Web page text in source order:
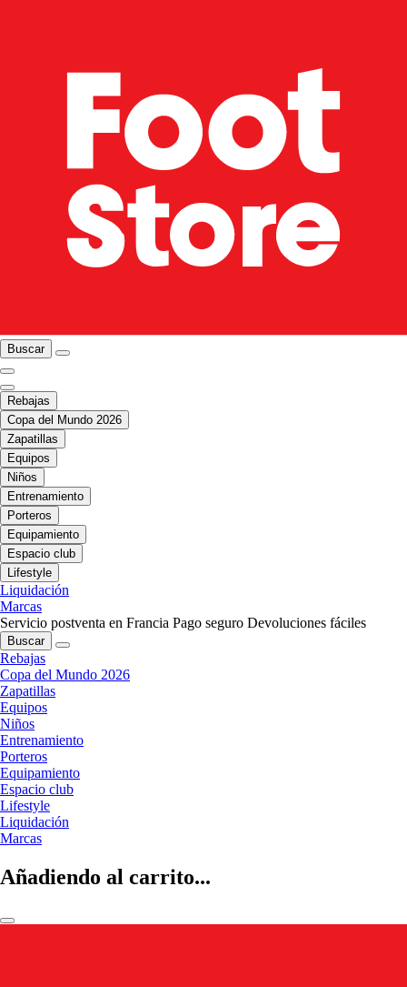
Buscar
Rebajas
Copa del Mundo 2026
Zapatillas
Equipos
Niños
Entrenamiento
Porteros
Equipamiento
Espacio club
Lifestyle
Liquidación
Marcas
Servicio postventa en Francia Pago seguro Devoluciones fáciles
Buscar
Rebajas
Copa del Mundo 2026
Zapatillas
Equipos
Niños
Entrenamiento
Porteros
Equipamiento
Espacio club
Lifestyle
Liquidación
Marcas
Añadiendo al carrito...